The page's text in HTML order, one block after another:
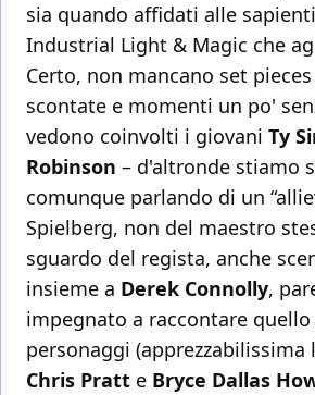
sia quando affidati alle
Industrial Light & Magic che
Certo, non mancano set
scontate e momenti un po'
vedono coinvolti i giovani Ty
Robinson – d'altronde stiamo
comunque parlando di un
Spielberg, non del maestro
sguardo del regista, anche
insieme a Derek Connolly,
impegnato a raccontare quello
personaggi (apprezzabilissima
Chris Pratt e Bryce Dallas